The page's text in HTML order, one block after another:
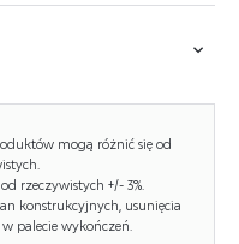
są one składane
modułowych jest
i korpusów. Dzięki
który będzie idealnie
mogą różnić się od
rzeczywistych +/- 3%.
konstrukcyjnych, usunięcia
palecie wykończeń.